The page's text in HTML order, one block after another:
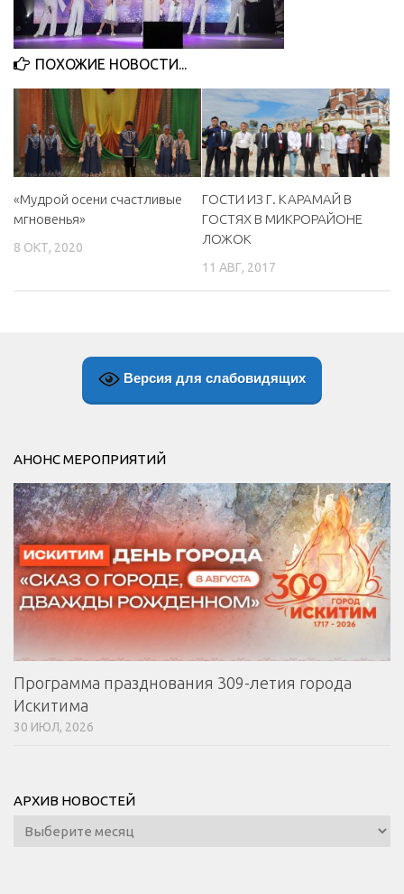
МБУ Дом культуры «Молодость»
МБОУ ДО «Детская музыкальная школа»
МБУК «Искитимский городской историко-художественный
музей»
МБУ Парк культуры и отдыха им. И.В. Коротеева
МБУК «Централизованная библиотечная система»
ДК «Россия»
ПОХОЖИЕ НОВОСТИ...
«Мудрой осени счастливые
мгновенья»
8 ОКТ, 2020
ГОСТИ ИЗ Г. КАРАМАЙ В
ГОСТЯХ В МИКРОРАЙОНЕ
ЛОЖОК
11 АВГ, 2017
Версия для слабовидящих
АНОНС МЕРОПРИЯТИЙ
Программа празднования 309-летия города
Искитима
30 ИЮЛ, 2026
АРХИВ НОВОСТЕЙ
Архив
новостей